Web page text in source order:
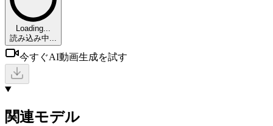
Loading...
読み込み中...
今すぐAI動画生成を試す
関連モデル